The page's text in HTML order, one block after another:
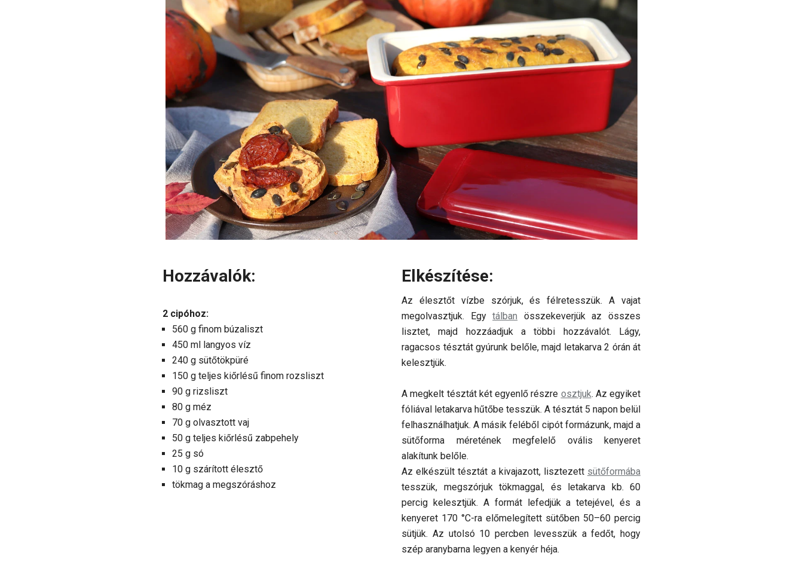
Hozzávalók:
2 cipóhoz:
560 g finom búzaliszt
450 ml langyos víz
240 g sütőtökpüré
150 g teljes kiőrlésű finom rozsliszt
90 g rizsliszt
80 g méz
70 g olvasztott vaj
50 g teljes kiőrlésű zabpehely
25 g só
10 g szárított élesztő
tökmag a megszóráshoz
Elkészítése:
Az élesztőt vízbe szórjuk, és félretesszük. A vajat
megolvasztjuk. Egytálban összekeverjük az összes
lisztet, majd hozzáadjuk a többi hozzávalót. Lágy,
ragacsos tésztát gyúrunk belőle, majd letakarva 2 órán át
kelesztjük.
A megkelt tésztát két egyenlő részre osztjuk. Az egyiket
fóliával letakarva hűtőbe tesszük. A tésztát 5 napon belül
felhasználhatjuk. A másik feléből cipót formázunk, majd a
sütőforma méretének megfelelő ovális kenyeret
alakítunk belőle.
Az elkészült tésztát a kivajazott, lisztezett sütőformába
tesszük, megszórjuk tökmaggal, és letakarva kb. 60
percig kelesztjük. A formát lefedjük a tetejével, és a
kenyeret 170 °C-ra előmelegített sütőben 50–60 percig
sütjük. Az utolsó 10 percben levesszük a fedőt, hogy
szép aranybarna legyen a kenyér héja.